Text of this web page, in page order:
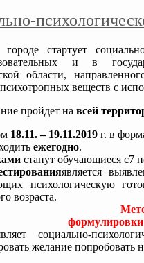
стартует
и в
области,
веществ с
пройдет на всей
18.11. – 19.11.2019 г. в
ежегодно.
станут обучающиеся с7
является
психологическую
возраста.
формулировки
социально-
желание попробовать